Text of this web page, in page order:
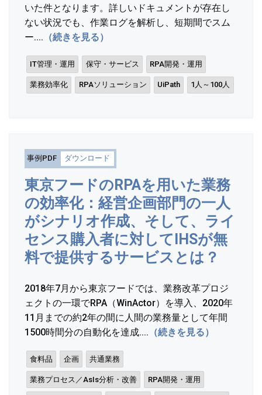
いた件となります。詳しいドキュメントが存在し
ない状況でも、作業ログを解析し、短期間でスム
ー.... （続きを見る）
IT管理・運用 保守・サービス RPA開発・運用
業務効率化 RPAソリューション UiPath 1人～100人
事例PDF ダウンロード
東京フードのRPAを用いた業務
の効率化：経営企画部門の一人
がシナリオ作成、そして、ライ
センス購入者に対してIHSが無
料で提供するサービスとは？
2018年7月から東京フードでは、業務改革プロジ
ェクトの一環でRPA（WinActor）を導入、2020年
11月までの約2年の間に人間の業務量として年間
1500時間分の自動化を達成.... （続きを見る）
食料品 企画 共通業務
業務プロセス／AsIs分析・改善 RPA開発・運用